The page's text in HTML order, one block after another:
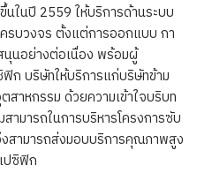
ในปี 2559 ให้บริการด้านระบบ
รบวงจร ตั้งแต่การออกแบบ กา
นอย่างต่อเนื่อง พร้อมผู้
ก บริษัทให้บริการแก่บริษัทข้าม
าหกรรม ด้วยความเข้าใจบริบท
ามารถในการบริหารโครงการซับ
สามารถส่งมอบบริการคุณภาพสูง
ปซิฟิก